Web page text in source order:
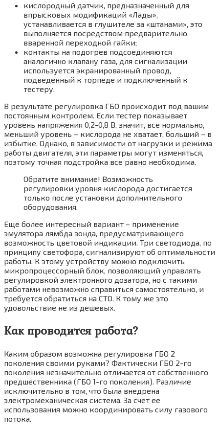
кислородный датчик, предназначенный для
впрысковых модификаций «Лады»,
устанавливается в глушителе за «штанами», это
выполняется посредством предварительно
вваренной переходной гайки;
контакты на подогрев подсоединяются
аналогично клапану газа, для сигнализации
используется экранированный провод,
подведенный к торпеде и подключенный к
тестеру.
В результате регулировка ГБО происходит под вашим
постоянным контролем. Если тестер показывает
уровень напряжения 0,2-0,8 В, значит, все нормально,
меньший уровень – кислорода не хватает, больший – в
избытке. Однако, в зависимости от нагрузки и режима
работы двигателя, эти параметры могут изменяться,
поэтому точная подстройка все равно необходима.
Обратите внимание! Возможность
регулировки уровня кислорода достигается
только после установки дополнительного
оборудования.
Еще более интересный вариант – применение
эмулятора лямбда зонда, предусматривающего
возможность цветовой индикации. Три светодиода, по
принципу светофора, сигнализируют об оптимальности
работы. К этому устройству можно подключить
микропроцессорный блок, позволяющий управлять
регулировкой электронного дозатора, но с такими
работами невозможно справиться самостоятельно, и
требуется обратиться на СТО. К тому же это
удовольствие не из дешевых.
Как проводится работа?
Каким образом возможна регулировка ГБО 2
поколения своими руками? Фактически ГБО 2-го
поколения незначительно отличается от собственного
предшественника (ГБО 1-го поколения). Различие
исключительно в том, что была внедрена
электромеханическая система. За счет ее
использования можно координировать силу газового
потока.